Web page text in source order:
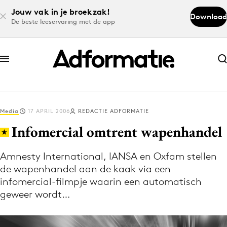
Jouw vak in je broekzak!
De beste leeservaring met de app
Download
Abonneer nu
Abonneer nu
Log in
Download de app
Volg het laatste nieuws via de Adformatie
Nieuws app
Media 17 APRIL 2006 REDACTIE ADFORMATIE
Infomercial omtrent wapenhandel
Amnesty International, IANSA en Oxfam stellen
de wapenhandel aan de kaak via een
infomercial-filmpje waarin een automatisch
geweer wordt…